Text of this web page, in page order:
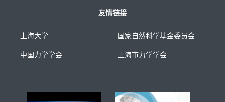
友情链接
上海大学 国家自然科学基金委员会
中国力学学会 上海市力学学会